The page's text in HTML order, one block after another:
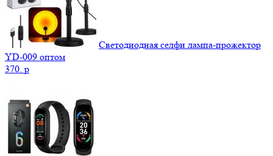
Светодиодная селфи лампа-прожектор
YD-009 оптом
370. p